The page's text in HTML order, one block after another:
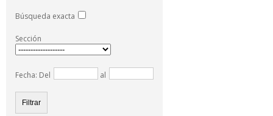
Búsqueda exacta
Sección
Fecha: Del al